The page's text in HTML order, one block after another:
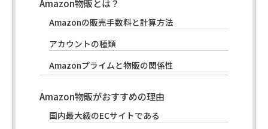
Amazon物販とは？
Amazonの販売手数料と計算方法
アカウントの種類
Amazonプライムと物販の関係性
Amazon物販がおすすめの理由
国内最大級のECサイトである